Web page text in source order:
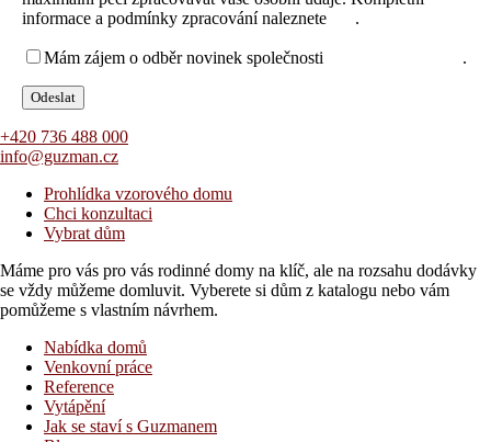
informace a podmínky zpracování naleznete
.
Mám zájem o odběr novinek společnosti .
+420 736 488 000
info@guzman.cz
Prohlídka vzorového domu
Chci konzultaci
Vybrat dům
Máme pro vás pro vás rodinné domy na klíč, ale na rozsahu dodávky
se vždy můžeme domluvit. Vyberete si dům z katalogu nebo vám
pomůžeme s vlastním návrhem.
Nabídka domů
Venkovní práce
Reference
Vytápění
Jak se staví s Guzmanem